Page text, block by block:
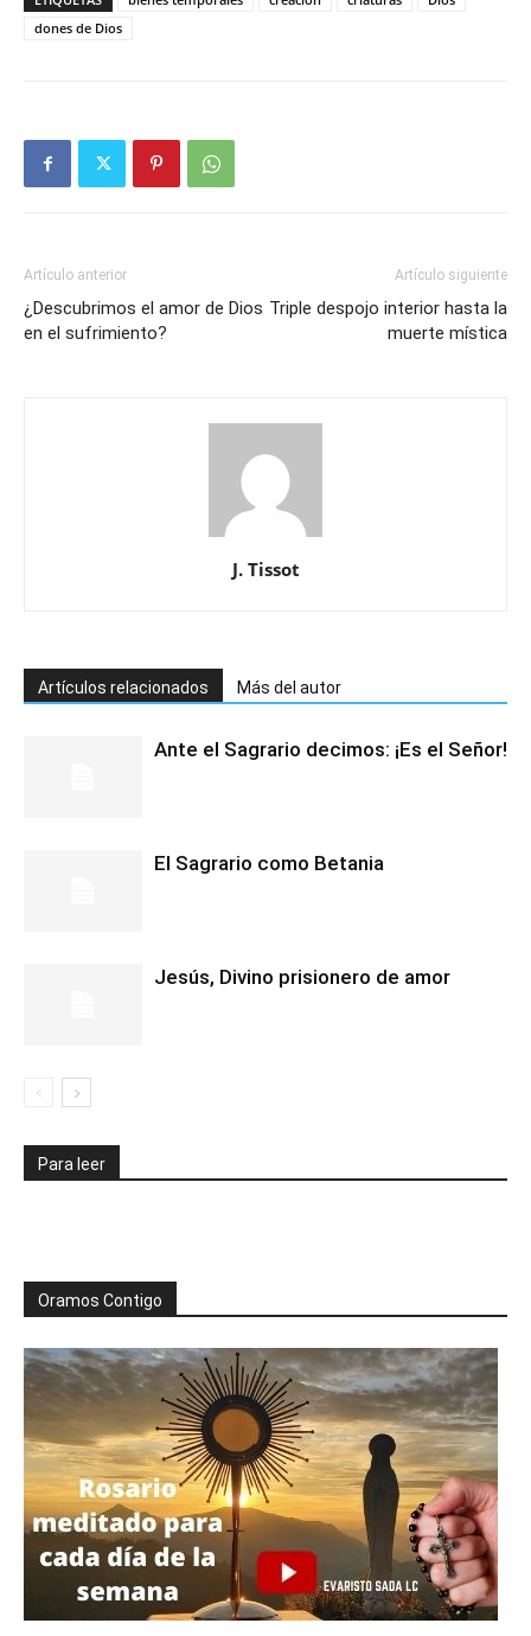
dones de Dios
Artículo anterior
¿Descubrimos el amor de Dios
en el sufrimiento?
Artículo siguiente
Triple despojo interior hasta la
muerte mística
J. Tissot
Artículos relacionados Más del autor
Ante el Sagrario decimos: ¡Es el Señor!
El Sagrario como Betania
Jesús, Divino prisionero de amor
Para leer
Oramos Contigo